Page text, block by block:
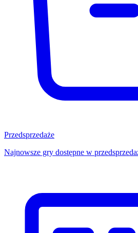
Przedsprzedaże
Najnowsze gry dostępne w